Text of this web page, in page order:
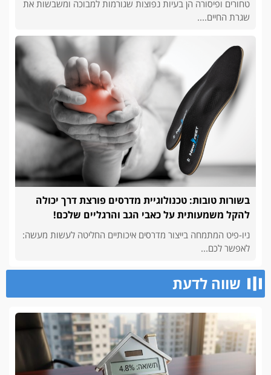
טחורים ופיסורה הן בעיות נפוצות שגורמות למבוכה ומשבשות את
שגרת החיים....
בשורות טובות: טכנולוגיית מדרסים פורצת דרך יכולה
להקל משמעותית על כאבי הגב והרגליים שלכם!
ניו-פיט המתמחה בייצור מדרסים איכותיים החליטה לעשות מעשה:
לאפשר לכם...
שווה לדעת